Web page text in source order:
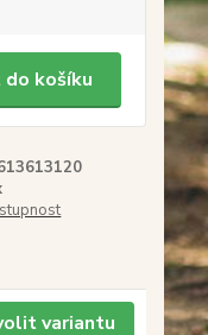
košíku
variantu